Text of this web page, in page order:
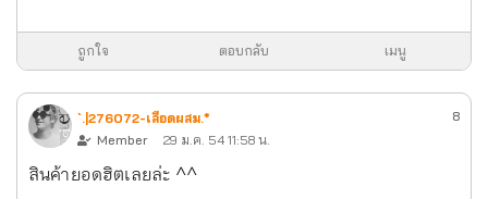
ถูกใจ ตอบกลับ เมนู
`.|276072-เลือดผสม.*
Member
29 ม.ค. 54 11:58 น.
8
สินค้ายอดฮิตเลยล่ะ ^^